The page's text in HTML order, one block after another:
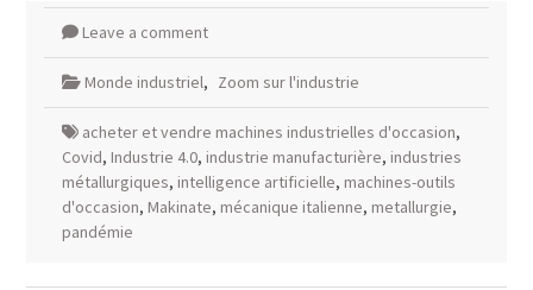
Leave a comment
Monde industriel, Zoom sur l'industrie
acheter et vendre machines industrielles d'occasion,
Covid, Industrie 4.0, industrie manufacturière, industries
métallurgiques, intelligence artificielle, machines-outils
d'occasion, Makinate, mécanique italienne, metallurgie,
pandémie